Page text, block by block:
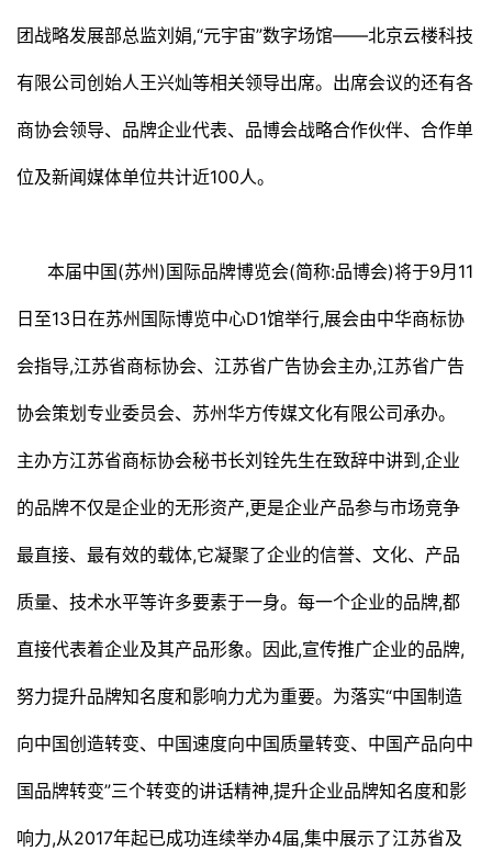
团战略发展部总监刘娟,“元宇宙”数字场馆——北京云楼科技
有限公司创始人王兴灿等相关领导出席。出席会议的还有各
商协会领导、品牌企业代表、品博会战略合作伙伴、合作单
位及新闻媒体单位共计近100人。
本届中国(苏州)国际品牌博览会(简称:品博会)将于9月11
日至13日在苏州国际博览中心D1馆举行,展会由中华商标协
会指导,江苏省商标协会、江苏省广告协会主办,江苏省广告
协会策划专业委员会、苏州华方传媒文化有限公司承办。
主办方江苏省商标协会秘书长刘铨先生在致辞中讲到,企业
的品牌不仅是企业的无形资产,更是企业产品参与市场竞争
最直接、最有效的载体,它凝聚了企业的信誉、文化、产品
质量、技术水平等许多要素于一身。每一个企业的品牌,都
直接代表着企业及其产品形象。因此,宣传推广企业的品牌,
努力提升品牌知名度和影响力尤为重要。为落实“中国制造
向中国创造转变、中国速度向中国质量转变、中国产品向中
国品牌转变”三个转变的讲话精神,提升企业品牌知名度和影
响力,从2017年起已成功连续举办4届,集中展示了江苏省及